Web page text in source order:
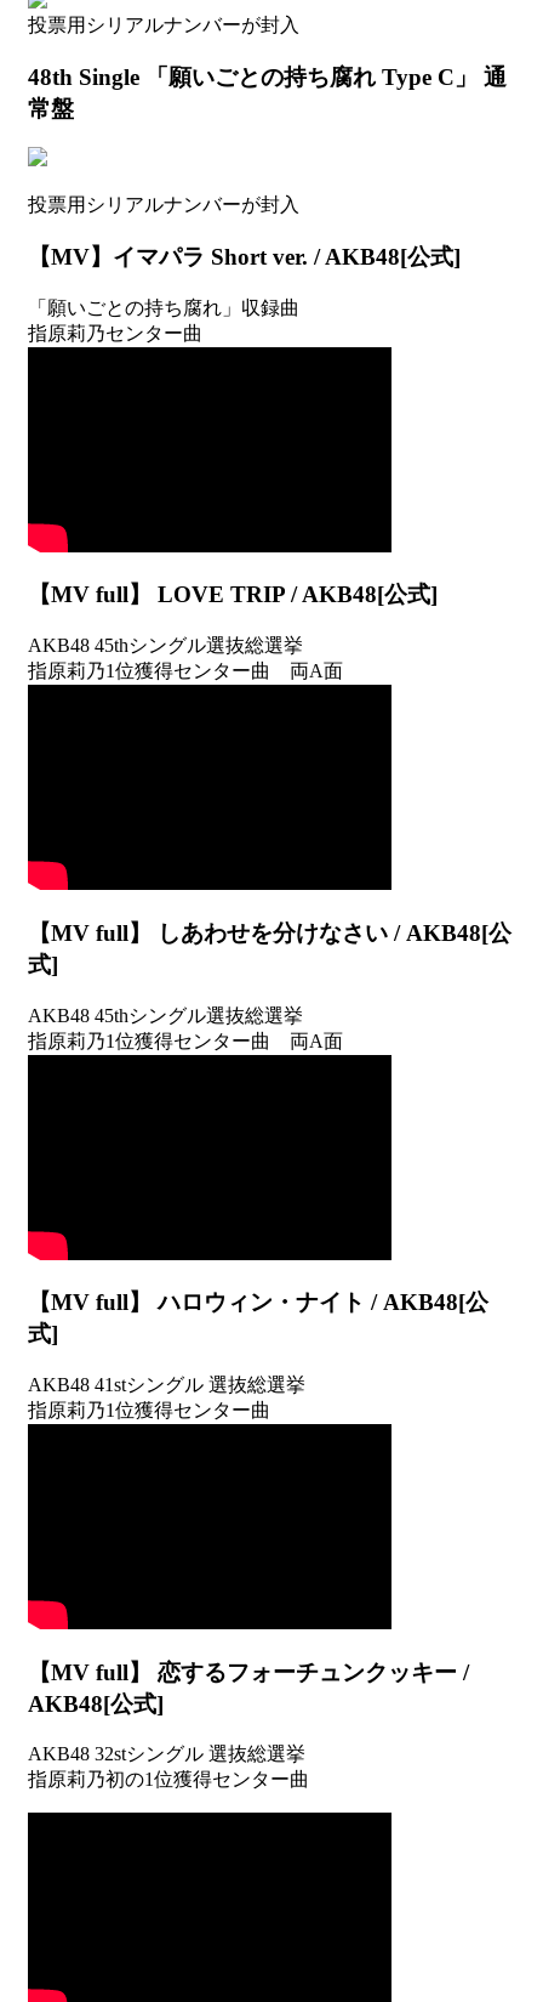
年
11
月
以
降)
投票用シリアルナンバーが封入
48th Single 「願いごとの持ち腐れ Type C」 通
常盤
投票用シリアルナンバーが封入
【MV】イマパラ Short ver. / AKB48[公式]
「願いごとの持ち腐れ」収録曲
指原莉乃センター曲
【MV full】 LOVE TRIP / AKB48[公式]
AKB48 45thシングル選抜総選挙
指原莉乃1位獲得センター曲 両A面
【MV full】 しあわせを分けなさい / AKB48[公
式]
AKB48 45thシングル選抜総選挙
指原莉乃1位獲得センター曲 両A面
【MV full】 ハロウィン・ナイト / AKB48[公
式]
AKB48 41stシングル 選抜総選挙
指原莉乃1位獲得センター曲
【MV full】 恋するフォーチュンクッキー /
AKB48[公式]
AKB48 32stシングル 選抜総選挙
指原莉乃初の1位獲得センター曲